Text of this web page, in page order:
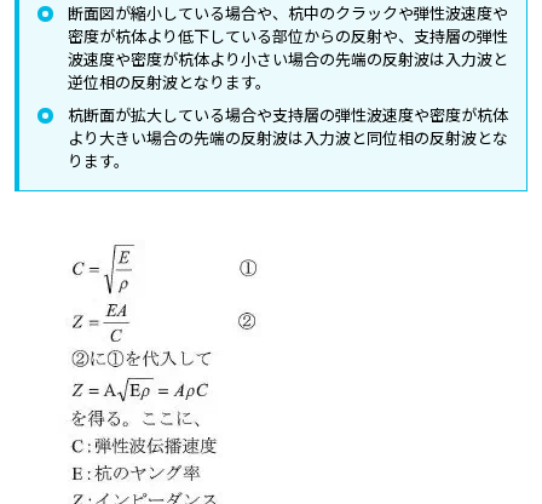
断面図が縮小している場合や、杭中のクラックや弾性波速度や
密度が杭体より低下している部位からの反射や、支持層の弾性
波速度や密度が杭体より小さい場合の先端の反射波は入力波と
逆位相の反射波となります。
杭断面が拡大している場合や支持層の弾性波速度や密度が杭体
より大きい場合の先端の反射波は入力波と同位相の反射波とな
ります。